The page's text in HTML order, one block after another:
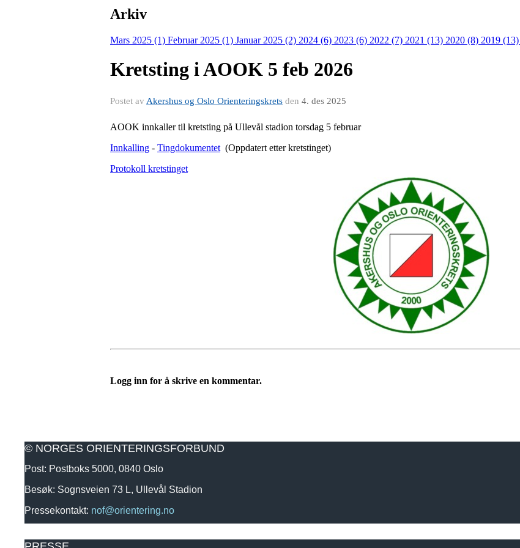
Arkiv
Mars 2025 (1) Februar 2025 (1) Januar 2025 (2) 2024 (6) 2023 (6) 2022 (7) 2021 (13) 2020 (8) 2019 (13)
Kretsting i AOOK 5 feb 2026
Postet av Akershus og Oslo Orienteringskrets den 4. des 2025
AOOK innkaller til kretsting på Ullevål stadion torsdag 5 februar
Innkalling - Tingdokumentet (Oppdatert etter kretstinget)
Protokoll kretstinget
Logg inn for å skrive en kommentar.
© NORGES ORIENTERINGSFORBUND
Post: Postboks 5000, 0840 Oslo
Besøk: Sognsveien 73 L, Ullevål Stadion
Pressekontakt: nof@orientering.no